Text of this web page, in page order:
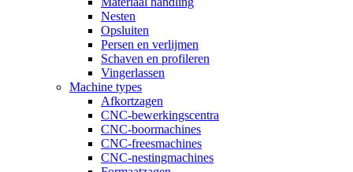
Nesten
Opsluiten
Persen en verlijmen
Schaven en profileren
Vingerlassen
Machine types
Afkortzagen
CNC-bewerkingscentra
CNC-boormachines
CNC-freesmachines
CNC-nestingmachines